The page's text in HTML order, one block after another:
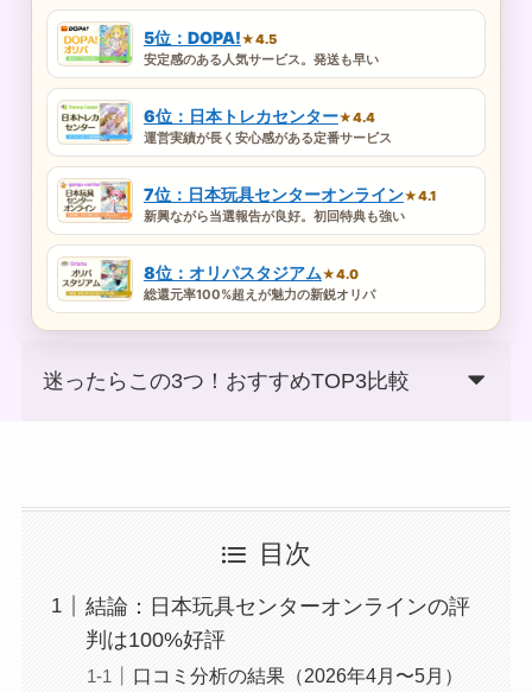
5位：DOPA!★4.5
安定感のある人気サービス。発送も早い
6位：日本トレカセンター★4.4
運営実績が長く安心感がある定番サービス
7位：日本玩具センターオンライン★4.1
新興ながら当選報告が良好。初回特典も強い
8位：オリパスタジアム★4.0
総還元率100%超えが魅力の新鋭オリパ
迷ったらこの3つ！おすすめTOP3比較
目次
結論：日本玩具センターオンラインの評
判は100%好評
口コミ分析の結果（2026年4月〜5月）